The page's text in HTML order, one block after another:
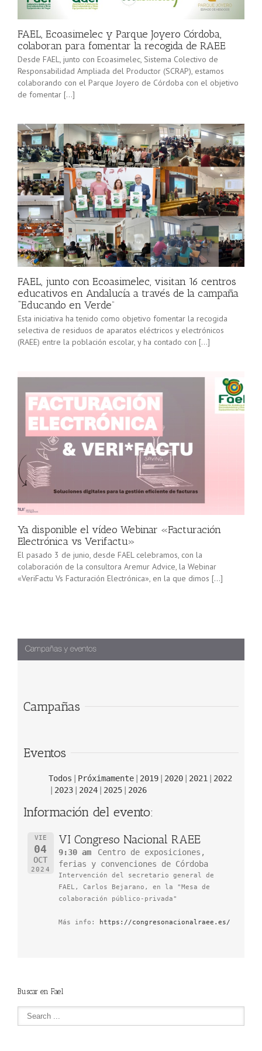
minorista”
(convocatoria
2025), pone
en marcha a
Sevilla junto
[…]
FAEL, Ecoasimelec y Parque Joyero Córdoba,
colaboran para fomentar la recogida de RAEE
Desde FAEL, junto con Ecoasimelec, Sistema Colectivo de
Responsabilidad Ampliada del Productor (SCRAP), estamos
colaborando con el Parque Joyero de Córdoba con el objetivo
de fomentar […]
FAEL, junto con Ecoasimelec, visitan 16 centros
educativos en Andalucía a través de la campaña
“Educando en Verde”
Esta iniciativa ha tenido como objetivo fomentar la recogida
selectiva de residuos de aparatos eléctricos y electrónicos
(RAEE) entre la población escolar, y ha contado con […]
Ya disponible el vídeo Webinar «Facturación
Electrónica vs Verifactu»
El pasado 3 de junio, desde FAEL celebramos, con la
colaboración de la consultora Aremur Advice, la Webinar
«VeriFactu Vs Facturación Electrónica», en la que dimos […]
Campañas
Eventos
Todos Próximamente 2019 2020 2021
2022
2023
2024 2025 2026
Información del evento:
VIE
04
OCT
2024
VI Congreso Nacional RAEE
9:30 am
Centro de exposiciones,
ferias y convenciones de Córdoba
Intervención del secretario general de
FAEL, Carlos Bejarano, en la "Mesa de
colaboración público-privada"
Más info: https://congresonacionalraee.es/
Buscar en Fael